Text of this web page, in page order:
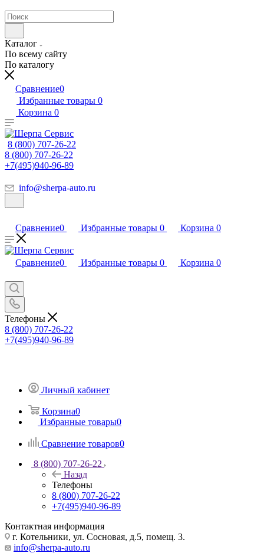
Каталог
По всему сайту
По каталогу
Сравнение0
Избранные товары 0
Корзина 0
8 (800) 707-26-22
8 (800) 707-26-22
+7(495)940-96-89
info@sherpa-auto.ru
Сравнение0 Избранные товары 0 Корзина 0
Сравнение0 Избранные товары 0 Корзина 0
Телефоны
8 (800) 707-26-22
+7(495)940-96-89
Личный кабинет
Корзина0
Избранные товары0
Сравнение товаров0
8 (800) 707-26-22
Назад
Телефоны
8 (800) 707-26-22
+7(495)940-96-89
Контактная информация
г. Котельники, ул. Сосновая, д.5, помещ. 3.
info@sherpa-auto.ru